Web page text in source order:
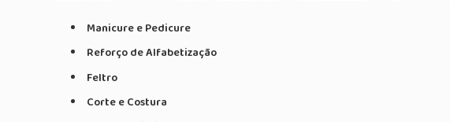
Manicure e Pedicure
Reforço de Alfabetização
Feltro
Corte e Costura